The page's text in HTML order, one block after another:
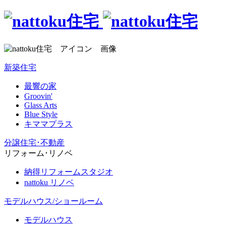
新築住宅
最響の家
Groovin'
Glass Arts
Blue Style
キママプラス
分譲住宅･不動産
リフォーム･リノベ
納得リフォームスタジオ
nattoku リノベ
モデルハウス/ショールーム
モデルハウス